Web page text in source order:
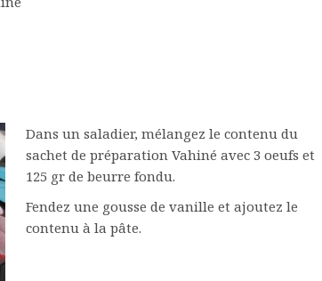
Dans un saladier, mélangez le contenu du
sachet de préparation Vahiné avec 3 oeufs et
125 gr de beurre fondu.
Fendez une gousse de vanille et ajoutez le
contenu à la pâte.